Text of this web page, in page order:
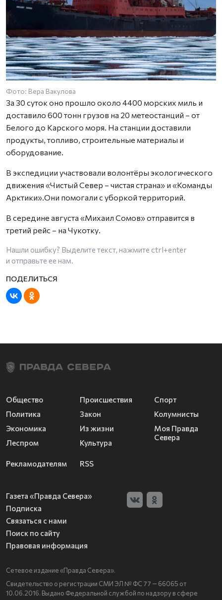
Фото: Вера Вакулова
За 30 суток оно прошло около 4400 морских миль и
доставило 600 тонн грузов на 20 метеостанций – от
Белого до Карского моря. На станции доставили
продукты, топливо, строительные материалы и
оборудование.
В экспедиции участвовали волонтёры экологического
движения «Чистый Север – чистая страна» и «Команды
Арктики».Они помогали с уборкой территорий.
В середине августа «Михаил Сомов» отправится в
третий рейс – на Чукотку.
Нашли ошибку? Выделите текст, нажмите ctrl+enter
и отправьте ее нам.
Общество
Политика
Экономика
Леспром
Происшествия
Закон
Из жизни
Культура
Спорт
Колумнисты
Моя Правда
Севера
Рекламодателям RSS
Газета «Правда Севера»
Подписка
Связаться с нами
Поиск по сайту
Правовая информация
Сетевое издание «Правда Севера».
Свидетельство о регистрации СМИ ЭЛ № ФС 77 — 66065 от
10.06.2016. Выдано Федеральной службой по надзору в сфере